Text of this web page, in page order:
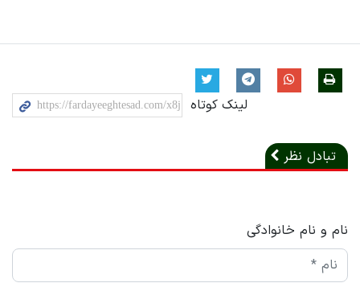
لینک کوتاه
تبادل نظر
نام و نام خانوادگی